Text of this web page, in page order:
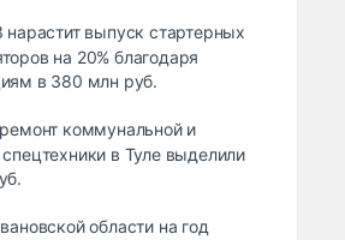
нарастит выпуск стартерных
на 20% благодаря
в 380 млн руб.
коммунальной и
спецтехники в Туле выделили
области на год